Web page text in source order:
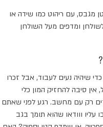
מגבס, עם ריהוט כמו שידה או
ומדפים מעל השולחן
שיהיה נעים לעבוד, אבל זכרו
אין סיבה להחזיק המון כלי
רק עם מחשב. רגע לפני שאתם
עליו ווודאו שהוא תומך בגב